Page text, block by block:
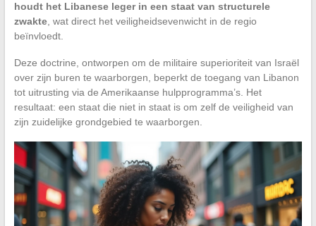
houdt het Libanese leger in een staat van structurele
zwakte, wat direct het veiligheidsevenwicht in de regio
beïnvloedt.
Deze doctrine, ontworpen om de militaire superioriteit van Israël
over zijn buren te waarborgen, beperkt de toegang van Libanon
tot uitrusting via de Amerikaanse hulpprogramma’s. Het
resultaat: een staat die niet in staat is om zelf de veiligheid van
zijn zuidelijke grondgebied te waarborgen.